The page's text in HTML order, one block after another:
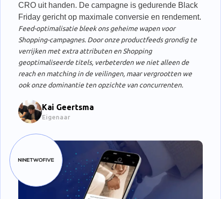
CRO uit handen. De campagne is gedurende Black
Friday gericht op maximale conversie en rendement.
Feed-optimalisatie bleek ons geheime wapen voor
Shopping-campagnes. Door onze productfeeds grondig te
verrijken met extra attributen en Shopping
geoptimaliseerde titels, verbeterden we niet alleen de
reach en matching in de veilingen, maar vergrootten we
ook onze dominantie ten opzichte van concurrenten.
Kai Geertsma
Eigenaar